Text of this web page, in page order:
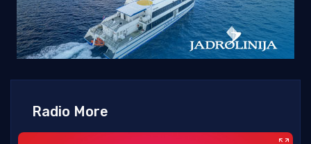
Radio More